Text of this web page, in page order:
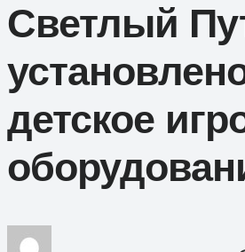
Светлый
детское